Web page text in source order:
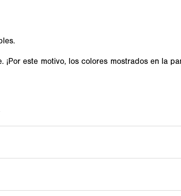
este motivo, los colores mostrados en la